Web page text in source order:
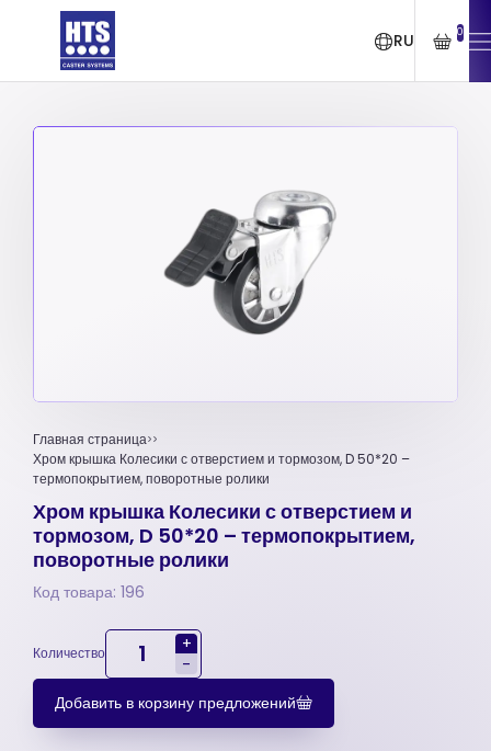
RU 0
Главная страница
Хром крышка Колесики с отверстием и тормозом, D 50*20 –
термопокрытием, поворотные ролики
Хром крышка Колесики с отверстием и
тормозом, D 50*20 – термопокрытием,
поворотные ролики
Код товара: 196
Количество
+
-
Добавить в корзину предложений